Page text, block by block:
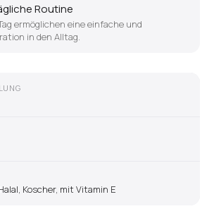
Routine
ermöglichen eine einfache und
in den Alltag.
Koscher, mit Vitamin E